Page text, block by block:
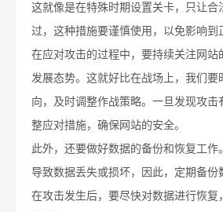
这就像是在特殊时期设置关卡，只让合
过，这种措施要谨慎使用，以免影响到
在应对攻击的过程中，要持续关注网站
发展态势。这就好比在战场上，我们要
向，及时调整作战策略。一旦发现攻击
整应对措施，确保网站的安全。
此外，还要做好数据的备份和恢复工作
导致数据丢失或损坏，因此，定期备份
在攻击发生后，要尽快对数据进行恢复